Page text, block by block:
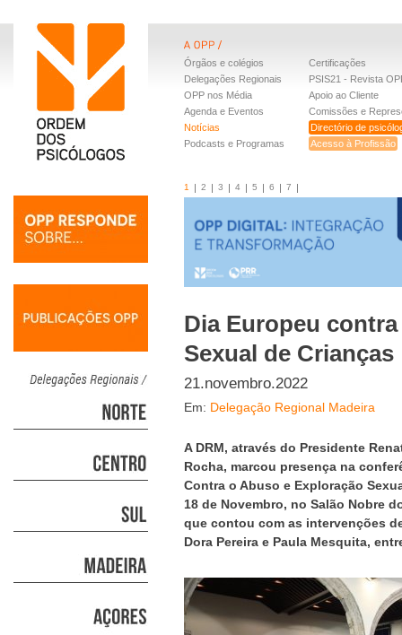
Órgãos e colégios
Delegações Regionais
OPP nos Média
Agenda e Eventos
Notícias
Podcasts e Programas
Certificações
PSIS21 - Revista
Apoio ao Cliente
Comissões e
Directório de
Acesso à Profissão
1 2 3 4 5 6 7
Dia Europeu
Sexual de Crianças
21.novembro.2022
Em: Delegação Regional Madeira
A DRM, através do Presidente
Rocha, marcou presença na
Contra o Abuso e Exploração
18 de Novembro, no Salão Nobre
que contou com as intervenções
Dora Pereira e Paula Mesquita,